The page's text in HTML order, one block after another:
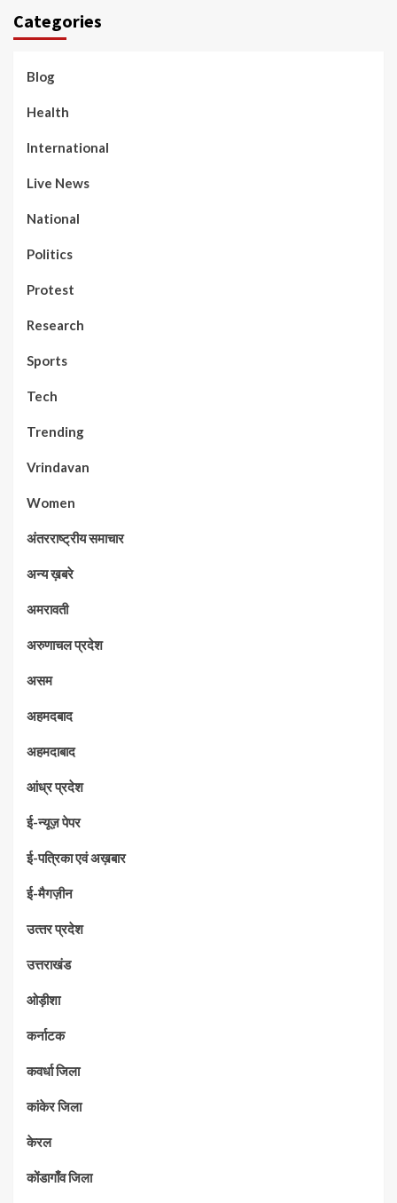
Categories
Blog
Health
International
Live News
National
Politics
Protest
Research
Sports
Tech
Trending
Vrindavan
Women
अंतरराष्ट्रीय समाचार
अन्य ख़बरे
अमरावती
अरुणाचल प्रदेश
असम
अहमदबाद
अहमदाबाद
आंध्र प्रदेश
ई-न्यूज़ पेपर
ई-पत्रिका एवं अख़बार
ई-मैगज़ीन
उत्‍तर प्रदेश
उत्तराखंड
ओड़ीशा
कर्नाटक
कवर्धा जिला
कांकेर जिला
केरल
कोंडागाँव जिला